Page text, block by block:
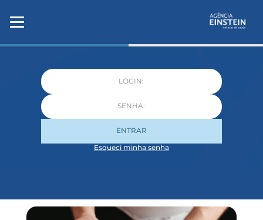
ENTRAR
Esqueci minha senha